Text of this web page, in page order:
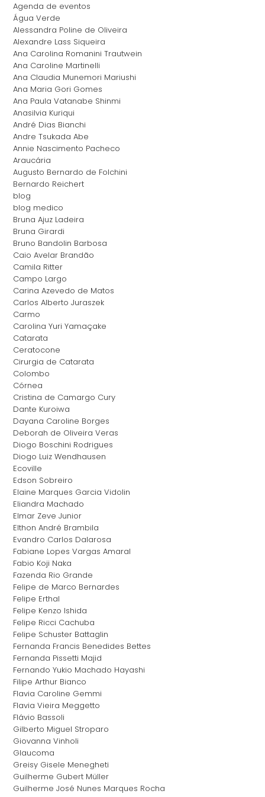
Agenda de eventos
Água Verde
Alessandra Poline de Oliveira
Alexandre Lass Siqueira
Ana Carolina Romanini Trautwein
Ana Caroline Martinelli
Ana Claudia Munemori Mariushi
Ana Maria Gori Gomes
Ana Paula Vatanabe Shinmi
Anasilvia Kuriqui
André Dias Bianchi
Andre Tsukada Abe
Annie Nascimento Pacheco
Araucária
Augusto Bernardo de Folchini
Bernardo Reichert
blog
blog medico
Bruna Ajuz Ladeira
Bruna Girardi
Bruno Bandolin Barbosa
Caio Avelar Brandão
Camila Ritter
Campo Largo
Carina Azevedo de Matos
Carlos Alberto Juraszek
Carmo
Carolina Yuri Yamaçake
Catarata
Ceratocone
Cirurgia de Catarata
Colombo
Córnea
Cristina de Camargo Cury
Dante Kuroiwa
Dayana Caroline Borges
Deborah de Oliveira Veras
Diogo Boschini Rodrigues
Diogo Luiz Wendhausen
Ecoville
Edson Sobreiro
Elaine Marques Garcia Vidolin
Eliandra Machado
Elmar Zeve Junior
Elthon André Brambila
Evandro Carlos Dalarosa
Fabiane Lopes Vargas Amaral
Fabio Koji Naka
Fazenda Rio Grande
Felipe de Marco Bernardes
Felipe Erthal
Felipe Kenzo Ishida
Felipe Ricci Cachuba
Felipe Schuster Battaglin
Fernanda Francis Benedides Bettes
Fernanda Pissetti Majid
Fernando Yukio Machado Hayashi
Filipe Arthur Bianco
Flavia Caroline Gemmi
Flavia Vieira Meggetto
Flávio Bassoli
Gilberto Miguel Stroparo
Giovanna Vinholi
Glaucoma
Greisy Gisele Menegheti
Guilherme Gubert Müller
Guilherme José Nunes Marques Rocha